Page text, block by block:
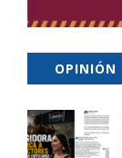
OPINIÓN